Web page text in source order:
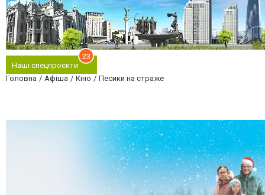
Наші спецпроєкти
23
Головна Афіша Кіно Песики на страже